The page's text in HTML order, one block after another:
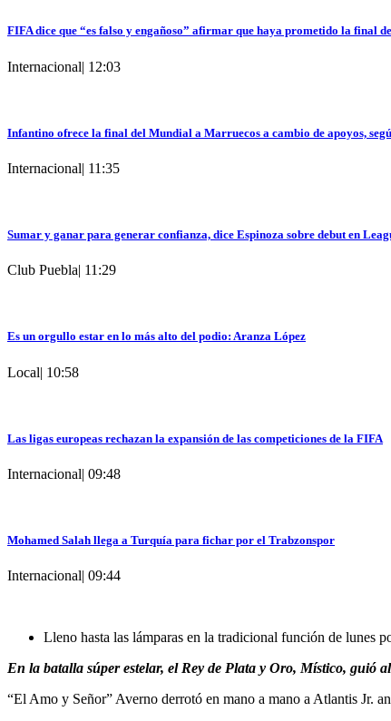
FIFA dice que “es falso y engañoso” afirmar que haya prometido la final
Internacional| 12:03
Infantino ofrece la final del Mundial a Marruecos a cambio de apoyos,
Internacional| 11:35
Sumar y ganar para generar confianza, dice Espinoza sobre debut en
Club Puebla| 11:29
Es un orgullo estar en lo más alto del podio: Aranza López
Local| 10:58
Las ligas europeas rechazan la expansión de las competiciones de la FIFA
Internacional| 09:48
Mohamed Salah llega a Turquía para fichar por el Trabzonspor
Internacional| 09:44
Lleno hasta las lámparas en la tradicional función de lunes
En la batalla súper estelar, el Rey de Plata y Oro, Místico,
“El Amo y Señor” Averno derrotó en mano a mano a Atlantis Jr.